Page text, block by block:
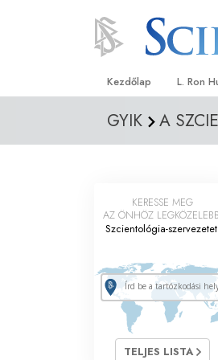
Kezdőlap L. Ron
GYIK A
KERESSE MEG
AZ ÖNHÖZ
Szcientológia-
TELJES LISTA